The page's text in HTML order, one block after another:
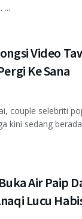
...
Video
Ke Sana
couple selebriti
kini sedang
Air Paip
Lucu